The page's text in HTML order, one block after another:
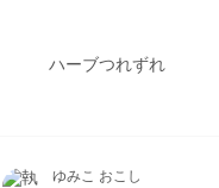
ハーブつれずれ
ゆみこ おこし